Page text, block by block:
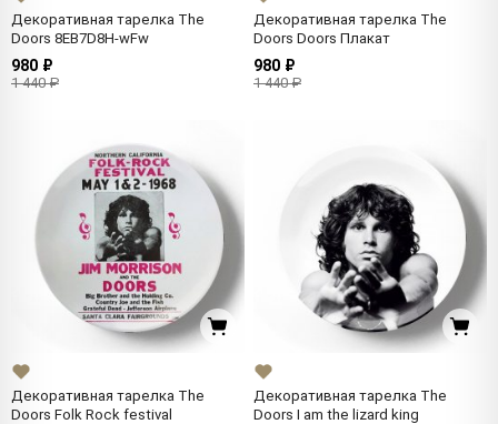
Декоративная тарелка The
Doors 8EB7D8H-wFw
980 ₽
1 440 ₽
Декоративная тарелка The
Doors Doors Плакат
980 ₽
1 440 ₽
Декоративная тарелка The
Doors Folk Rock festival
Декоративная тарелка The
Doors I am the lizard king